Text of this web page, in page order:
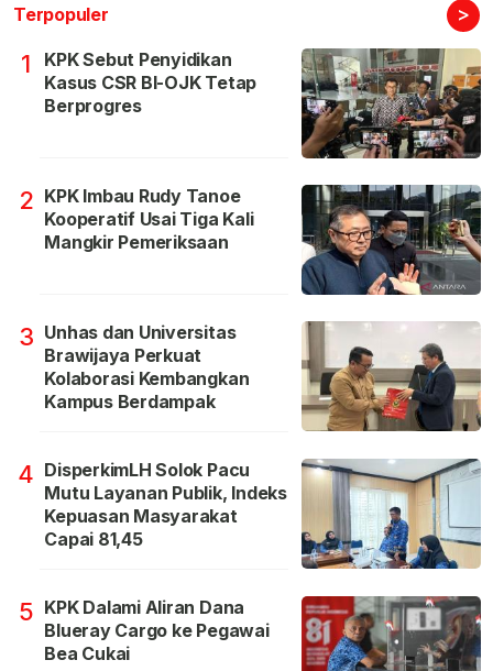
Terpopuler >
1
KPK Sebut Penyidikan
Kasus CSR BI-OJK Tetap
Berprogres
2 KPK Imbau Rudy Tanoe
Kooperatif Usai Tiga Kali
Mangkir Pemeriksaan
3 Unhas dan Universitas
Brawijaya Perkuat
Kolaborasi Kembangkan
Kampus Berdampak
4 DisperkimLH Solok Pacu
Mutu Layanan Publik, Indeks
Kepuasan Masyarakat
Capai 81,45
5 KPK Dalami Aliran Dana
Blueray Cargo ke Pegawai
Bea Cukai